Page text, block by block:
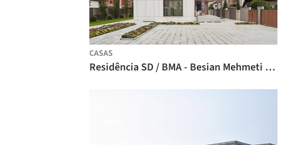
CASAS
Residência SD / BMA - Besian Mehmeti Architects